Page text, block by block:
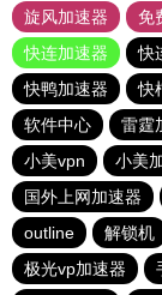
旋风加速器
免
快连加速器
快
快鸭加速器
快
软件中心
雷霆
小美vpn
小美
国外上网加速器
outline
解锁机
极光vp加速器